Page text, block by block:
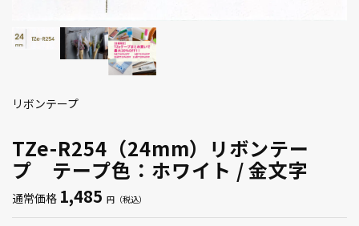
TZe-R254（24mm）リボンテー
プ テープ色：ホワイト / 金文字
リボンテープ
通常価格 1,485